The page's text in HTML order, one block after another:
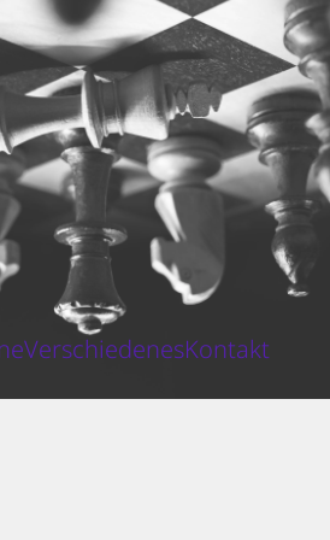
VerschiedenesKontakt